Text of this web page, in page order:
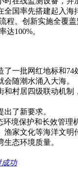
国率先搭建起入
。创新实施全
100%。
一批网红地标和
随潮水涌入大海。
村居四级联动机
了新要求。
境保护和长效管
家文化等海洋文
态环境质量。
成功